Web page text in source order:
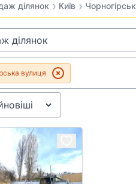
ділянок › Київ ›
вулиця